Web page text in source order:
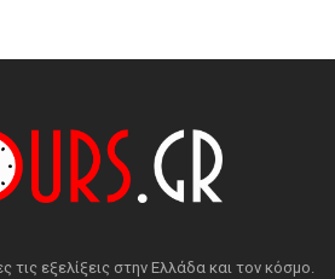
τις εξελίξεις στην Ελλάδα και τον κόσμο.